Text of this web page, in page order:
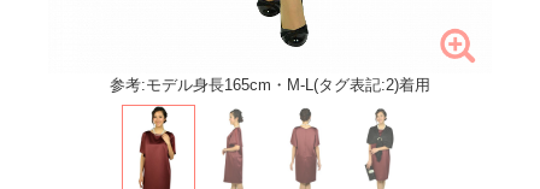
参考:モデル身長165cm・M-L(タグ表記:2)着用